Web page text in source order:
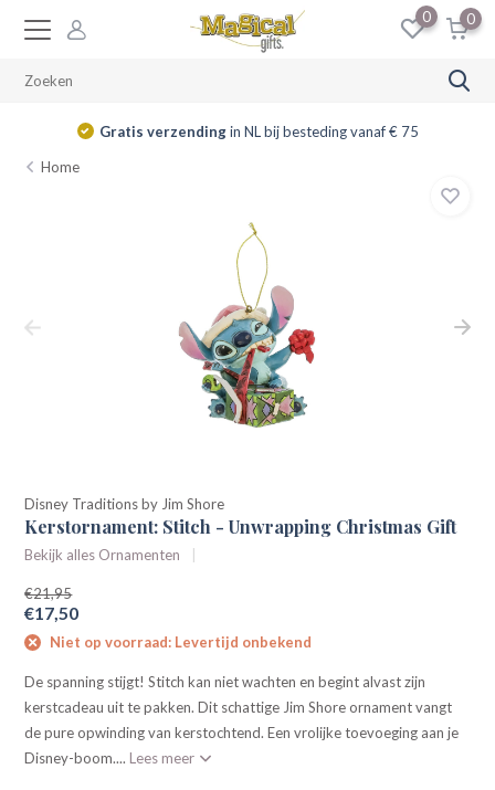
0 0
Gratis verzendingin NL bij besteding vanaf € 75
Home
Disney Traditions by Jim Shore
Kerstornament: Stitch - Unwrapping Christmas Gift
Bekijk alles Ornamenten
€21,95
€17,50
Niet op voorraad: Levertijd onbekend
De spanning stijgt! Stitch kan niet wachten en begint alvast zijn
kerstcadeau uit te pakken. Dit schattige Jim Shore ornament vangt
de pure opwinding van kerstochtend. Een vrolijke toevoeging aan je
Disney-boom.... Lees meer